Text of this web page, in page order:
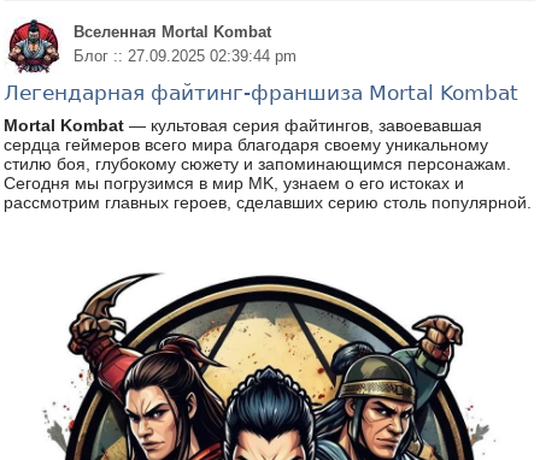
Вселенная Mortal Kombat
Блог :: 27.09.2025 02:39:44 pm
Легендарная файтинг-франшиза Mortal Kombat
Mortal Kombat — культовая серия файтингов, завоевавшая
сердца геймеров всего мира благодаря своему уникальному
стилю боя, глубокому сюжету и запоминающимся персонажам.
Сегодня мы погрузимся в мир MK, узнаем о его истоках и
рассмотрим главных героев, сделавших серию столь популярной.